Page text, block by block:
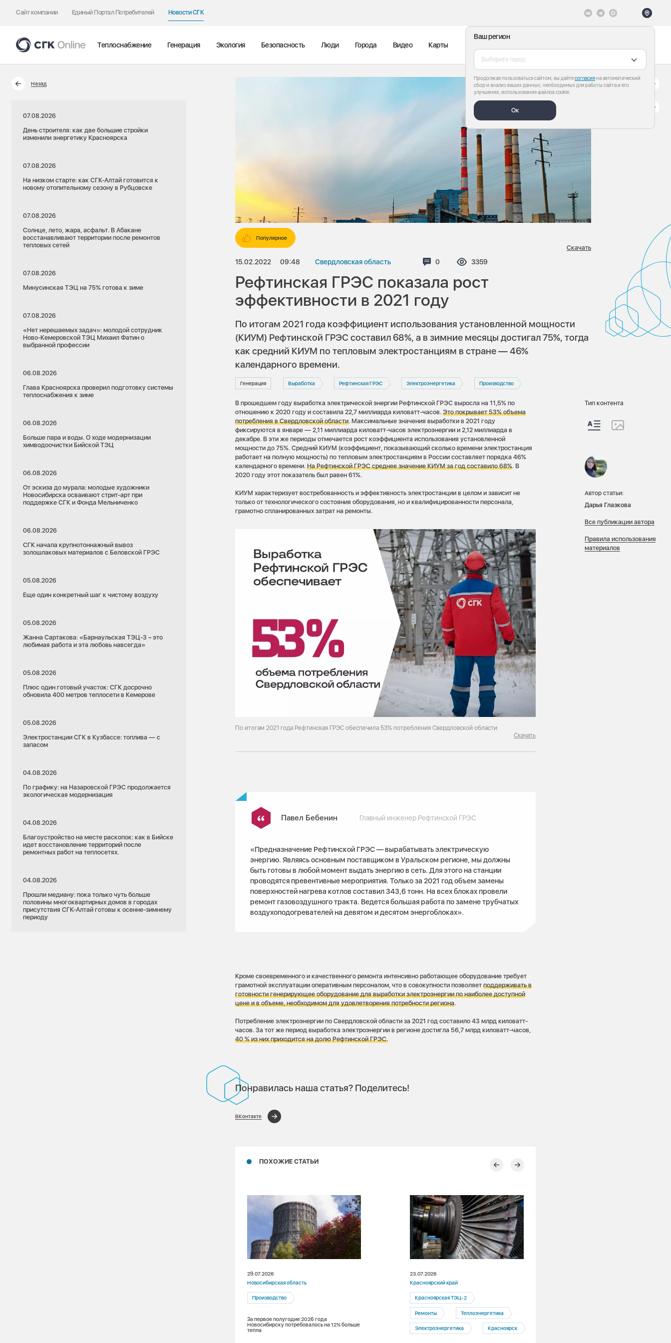
Сайт компании Единый Портал Потребителей Новости СГК
Ваш регион
Выберите город
Продолжая пользоваться сайтом, вы даётесогласиена автоматический
сбор и анализ ваших данных, необходимых для работы сайта и его
улучшения, использование файлов cookie.
Ок
Теплоснабжение Генерация Экология Безопасность Люди Города Видео Карты
Назад
07.08.2026
День строителя: как две большие стройки
изменили энергетику Красноярска
07.08.2026
На низком старте: как СГК-Алтай готовится к
новому отопительному сезону в Рубцовске
07.08.2026
Солнце, лето, жара, асфальт. В Абакане
восстанавливают территории после ремонтов
тепловых сетей
07.08.2026
Минусинская ТЭЦ на 75% готова к зиме
07.08.2026
«Нет нерешаемых задач»: молодой сотрудник
Ново-Кемеровской ТЭЦ Михаил Фатин о
выбранной профессии
06.08.2026
Глава Красноярска проверил подготовку системы
теплоснабжения к зиме
06.08.2026
Больше пара и воды. О ходе модернизации
химводоочистки Бийской ТЭЦ
06.08.2026
От эскиза до мурала: молодые художники
Новосибирска осваивают стрит-арт при
поддержке СГК и Фонда Мельниченко
06.08.2026
СГК начала крупнотоннажный вывоз
золошлаковых материалов с Беловской ГРЭС
05.08.2026
Еще один конкретный шаг к чистому воздуху
05.08.2026
Жанна Сартакова: «Барнаульская ТЭЦ-3 – это
любимая работа и эта любовь навсегда»
05.08.2026
Плюс один готовый участок: СГК досрочно
обновила 400 метров теплосети в Кемерове
05.08.2026
Электростанции СГК в Кузбассе: топлива — с
запасом
04.08.2026
По графику: на Назаровской ГРЭС продолжается
экологическая модернизация
04.08.2026
Благоустройство на месте раскопок: как в Бийске
идет восстановление территорий после
ремонтных работ на теплосетях.
04.08.2026
Прошли медиану: пока только чуть больше
половины многоквартирных домов в городах
присутствия СГК-Алтай готовы к осенне-зимнему
периоду
Популярное
15.02.2022 09:48 Свердловская область Комментариев:
0 Просмотров:
3359
Скачать
Рефтинская ГРЭС показала рост
эффективности в 2021 году
По итогам 2021 года коэффициент использования установленной мощности
(КИУМ) Рефтинской ГРЭС составил 68%, а в зимние месяцы достигал 75%, тогда
как средний КИУМ по тепловым электростанциям в стране — 46%
календарного времени.
Генерация Выработка Рефтинская ГРЭС Электроэнергетика Производство
В прошедшем году выработка электрической энергии Рефтинской ГРЭС выросла на 11,5% по
отношению к 2020 году и составила 22,7 миллиарда киловатт-часов.Это покрывает 53% объема
потребления в Свердловской области. Максимальные значения выработки в 2021 году
фиксируются в январе — 2,11 миллиарда киловатт-часов электроэнергии и 2,12 миллиарда в
декабре. В эти же периоды отмечается рост коэффициента использования установленной
мощности до 75%. Средний КИУМ (коэффициент, показывающий сколько времени электростанция
работает на полную мощность) по тепловым электростанциям в России составляет порядка 46%
календарного времени.На Рефтинской ГРЭС среднее значение КИУМ за год составило 68%. В
2020 году этот показатель был равен 61%.
КИУМ характеризует востребованность и эффективность электростанции в целом и зависит не
только от технологического состояния оборудования, но и квалифицированности персонала,
грамотно спланированных затрат на ремонты.
По итогам 2021 года Рефтинская ГРЭС обеспечила 53% потребления Свердловской области
Скачать
Павел Бебенин Главный инженер Рефтинской ГРЭС
«Предназначение Рефтинской ГРЭС — вырабатывать электрическую
энергию. Являясь основным поставщиком в Уральском регионе, мы должны
быть готовы в любой момент выдать энергию в сеть. Для этого на станции
проводятся превентивные мероприятия. Только за 2021 год объем замены
поверхностей нагрева котлов составил 343,6 тонн. На всех блоках провели
ремонт газовоздушного тракта. Ведется большая работа по замене трубчатых
воздухоподогревателей на девятом и десятом энергоблоках».
Кроме своевременного и качественного ремонта интенсивно работающее оборудование требует
грамотной эксплуатации оперативным персоналом, что в совокупности позволяетподдерживать в
готовности генерирующее оборудование для выработки электроэнергии по наиболее доступной
цене и в объеме, необходимом для удовлетворения потребности региона.
Потребление электроэнергии по Свердловской области за 2021 год составило 43 млрд киловатт-
часов. За тот же период выработка электроэнергии в регионе достигла 56,7 млрд киловатт-часов,
40 % из них приходится на долю Рефтинской ГРЭС.
Понравилась наша статья? Поделитесь!
ВКонтакте
ПОХОЖИЕ СТАТЬИ
29.07.2026
Новосибирская область
Производство
За первое полугодие 2026 года
Новосибирску потребовалось на 12% больше
тепла
23.07.2026
Красноярский край
Красноярская ТЭЦ-2
Ремонты Теплоэнергетика
Электроэнергетика Красноярск
Тип контента
Автор статьи:
Дарья Глазкова
Все публикации автора
Правила использования
материалов